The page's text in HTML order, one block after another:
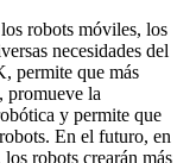
robots móviles, los
necesidades del
permite que más
promueve la
y permite que
En el futuro, en
robots crearán más